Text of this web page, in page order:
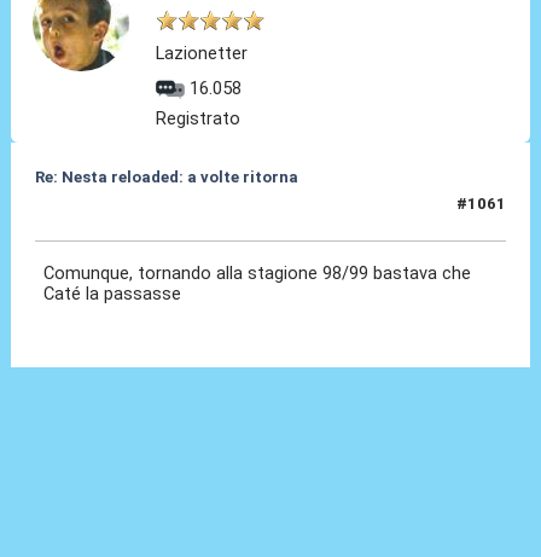
Lazionetter
16.058
Registrato
Re: Nesta reloaded: a volte ritorna
#1061
Comunque, tornando alla stagione 98/99 bastava che
Caté la passasse